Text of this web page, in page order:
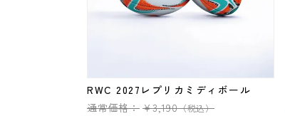
RWC 2027レプリカミディボール
通常価格： ¥3,190（税込）